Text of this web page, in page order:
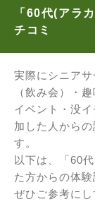
「60代(アラ
チコミ
実際にシニア
（飲み会）・
イベント・没
加した人から
す。
以下は、「60
た方からの体験
ぜひご参考にし